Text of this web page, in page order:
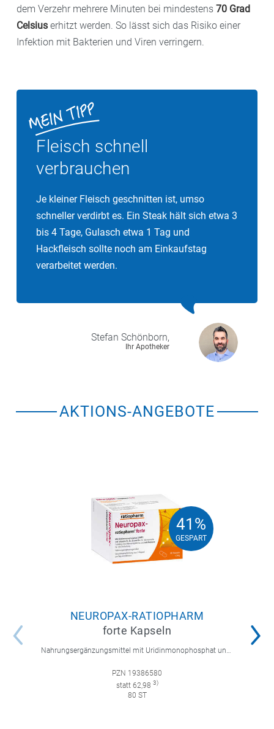
dem Verzehr mehrere Minuten bei mindestens 70 Grad
Celsius erhitzt werden. So lässt sich das Risiko einer
Infektion mit Bakterien und Viren verringern.
Fleisch schnell
verbrauchen
Je kleiner Fleisch geschnitten ist, umso
schneller verdirbt es. Ein Steak hält sich etwa 3
bis 4 Tage, Gulasch etwa 1 Tag und
Hackfleisch sollte noch am Einkaufstag
verarbeitet werden.
Stefan Schönborn,
Ihr Apotheker
AKTIONS-ANGEBOTE
41%
GESPART
41%
GESPART
NEUROPAX-RATIOPHARM
forte Kapseln
Nahrungsergänzungsmittel mit Uridinmonophosphat und B-Vitaminen zur Unterstützung der Nervenregeneration.
PZN 19386580
statt 62,98 3)
80 ST